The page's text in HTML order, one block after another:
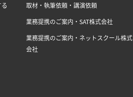
取材・執筆依頼・講演依頼
業務提携のご案内・SAT株式会社
業務提携のご案内・ネットスクール株式
会社